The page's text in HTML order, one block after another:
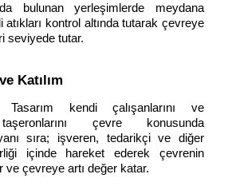
bulunan yerleşimlerde meydana
kontrol altında tutarak çevreye
seviyede tutar.
Katılım
kendi çalışanlarını ve
çevre konusunda
sıra; işveren, tedarikçi ve diğer
içinde hareket ederek çevrenin
ve çevreye artı değer katar.